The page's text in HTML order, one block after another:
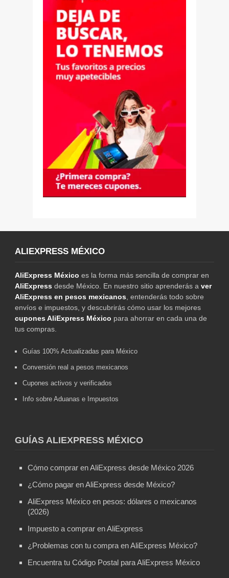
ALIEXPRESS MÉXICO
AliExpress México es la forma más sencilla de comprar en
AliExpress desde México. En nuestro sitio aprenderás a ver
AliExpress en pesos mexicanos , entenderás todo sobre
envíos e impuestos, y descubrirás cómo usar los mejores
cupones AliExpress México para ahorrar en cada una de
tus compras.
Guías 100% Actualizadas para México
Conversión real a pesos mexicanos
Cupones activos y verificados
Info sobre Aduanas e Impuestos
GUÍAS ALIEXPRESS MÉXICO
Cómo comprar en AliExpress desde México 2026
¿Cómo pagar en AliExpress desde México?
AliExpress México en pesos: dólares o mexicanos
(2026)
Impuesto a comprar en AliExpress
¿Problemas con tu compra en AliExpress México?
Encuentra tu Código Postal para AliExpress México